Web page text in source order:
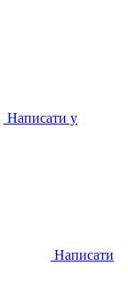
Написати у
Написати